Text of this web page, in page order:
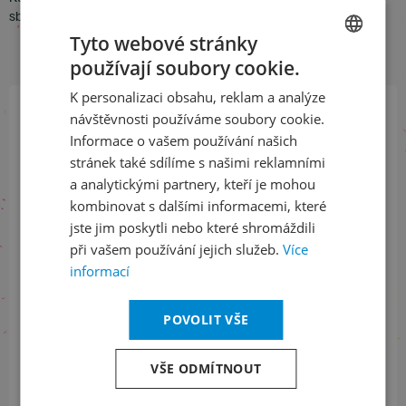
sbormistr Jiří Chvála
Přihlaste se k našemu newsletteru
a buďte jako první v obraze
ODEBÍRAT NEWSLETTER
LinkedIn
ENGLISH
Tyto webové stránky
používají soubory cookie.
K personalizaci obsahu, reklam a analýze
návštěvnosti používáme soubory cookie.
Informace o vašem používání našich
stránek také sdílíme s našimi reklamními
a analytickými partnery, kteří je mohou
kombinovat s dalšími informacemi, které
jste jim poskytli nebo které shromáždili
při vašem používání jejich služeb. Více
informací
POVOLIT VŠE
VŠE ODMÍTNOUT